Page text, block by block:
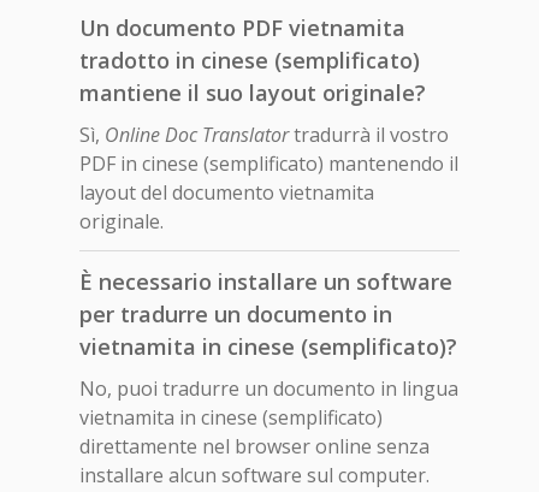
Un documento PDF vietnamita
tradotto in cinese (semplificato)
mantiene il suo layout originale?
Sì, Online Doc Translatortradurrà il vostro
PDF in cinese (semplificato) mantenendo il
layout del documento vietnamita
originale.
È necessario installare un software
per tradurre un documento in
vietnamita in cinese (semplificato)?
No, puoi tradurre un documento in lingua
vietnamita in cinese (semplificato)
direttamente nel browser online senza
installare alcun software sul computer.